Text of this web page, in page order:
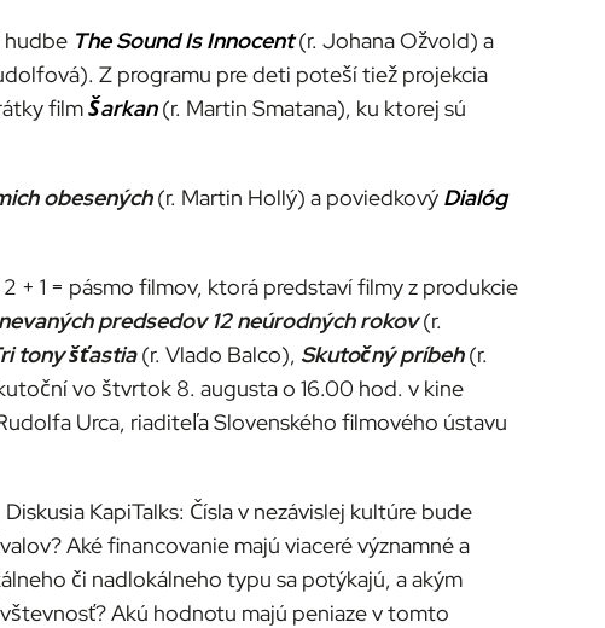
hudbe The Sound Is Innocent(r. Johana Ožvold) a
Z programu pre deti poteší tiež projekcia
filmŠarkan (r. Martin Smatana), ku ktorej sú
obesených (r. Martin Hollý) a poviedkový Dialóg
+ 1 = pásmo filmov, ktorá predstaví filmy z produkcie
predsedov 12 neúrodných rokov(r.
tony šťastia(r. Vlado Balco), Skutočný príbeh(r.
vo štvrtok 8. augusta o 16.00 hod. v kine
Urca, riaditeľa Slovenského filmového ústavu
KapiTalks: Čísla v nezávislej kultúre bude
Aké financovanie majú viaceré významné a
či nadlokálneho typu sa potýkajú, a akým
Akú hodnotu majú peniaze v tomto